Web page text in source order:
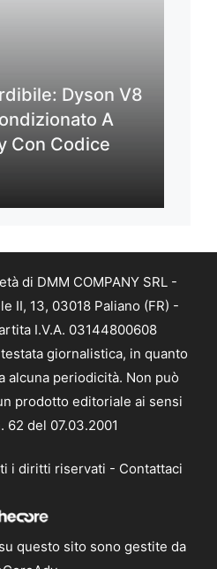
Dyson V8
A
Con Codice
di DMM COMPANY SRL -
II, 13, 03018 Paliano (FR) -
I.V.A. 03144800608
giornalistica, in quanto
alcuna periodicità. Non può
prodotto editoriale ai sensi
62 del 07.03.2001
i diritti riservati - Contattaci
questo sito sono gestite da